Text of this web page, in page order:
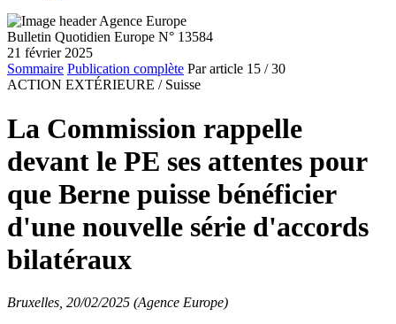
Bulletin Quotidien Europe N° 13584
21 février 2025
Sommaire Publication complète Par article 15 / 30
ACTION EXTÉRIEURE / Suisse
La Commission rappelle
devant le PE ses attentes pour
que Berne puisse bénéficier
d'une nouvelle série d'accords
bilatéraux
Bruxelles, 20/02/2025 (Agence Europe)